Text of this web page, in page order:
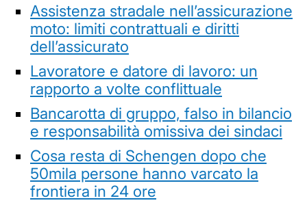
Assistenza stradale nell’assicurazione
moto: limiti contrattuali e diritti
dell’assicurato
Lavoratore e datore di lavoro: un
rapporto a volte conflittuale
Bancarotta di gruppo, falso in bilancio
e responsabilità omissiva dei sindaci
Cosa resta di Schengen dopo che
50mila persone hanno varcato la
frontiera in 24 ore